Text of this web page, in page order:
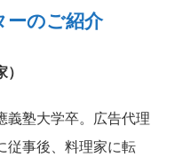
ーのご紹介
義塾大学卒。広告代理
従事後、料理家に転